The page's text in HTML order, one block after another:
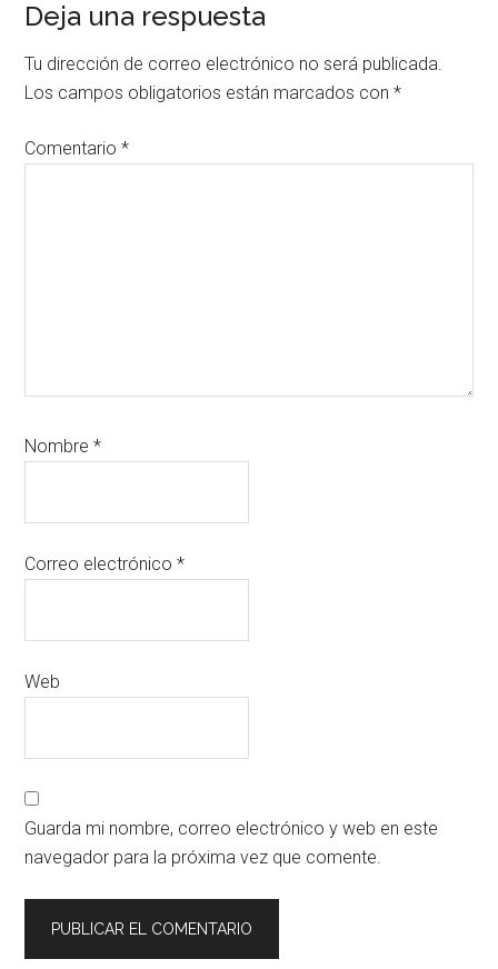
Deja una respuesta
Tu dirección de correo electrónico no será publicada.
Los campos obligatorios están marcados con*
Comentario*
Nombre*
Correo electrónico*
Web
Guarda mi nombre, correo electrónico y web en este
navegador para la próxima vez que comente.